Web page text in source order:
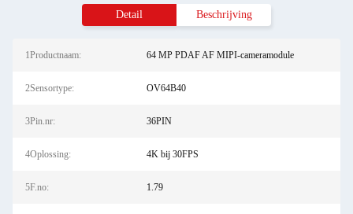
Detail Beschrijving
1Productnaam: 64 MP PDAF AF MIPI-cameramodule
2Sensortype: OV64B40
3Pin.nr: 36PIN
4Oplossing: 4K bij 30FPS
5F.no: 1.79